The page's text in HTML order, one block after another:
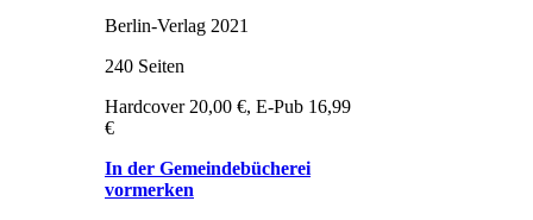
Berlin-Verlag 2021
240 Seiten
Hardcover 20,00 €, E-Pub 16,99
€
In der Gemeindebücherei
vormerken